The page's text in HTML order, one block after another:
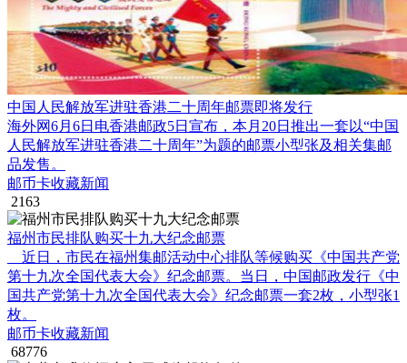
中国人民解放军进驻香港二十周年邮票即将发行
海外网6月6日电香港邮政5日宣布，本月20日推出一套以“中国
人民解放军进驻香港二十周年”为题的邮票小型张及相关集邮
品发售。
邮币卡收藏新闻
2163
福州市民排队购买十九大纪念邮票
近日，市民在福州集邮活动中心排队等候购买《中国共产党
第十九次全国代表大会》纪念邮票。当日，中国邮政发行《中
国共产党第十九次全国代表大会》纪念邮票一套2枚，小型张1
枚。
邮币卡收藏新闻
68776